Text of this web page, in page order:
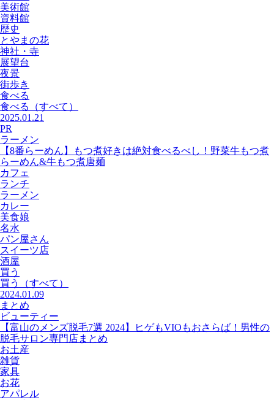
美術館
資料館
歴史
とやまの花
神社・寺
展望台
夜景
街歩き
食べる
食べる
（すべて）
2025.01.21
PR
ラーメン
【8番らーめん】もつ煮好きは絶対食べるべし！野菜牛もつ煮
らーめん&牛もつ煮唐麺
カフェ
ランチ
ラーメン
カレー
美食娘
名水
パン屋さん
スイーツ店
酒屋
買う
買う
（すべて）
2024.01.09
まとめ
ビューティー
【富山のメンズ脱毛7選 2024】ヒゲもVIOもおさらば！男性の
脱毛サロン専門店まとめ
お土産
雑貨
家具
お花
アパレル